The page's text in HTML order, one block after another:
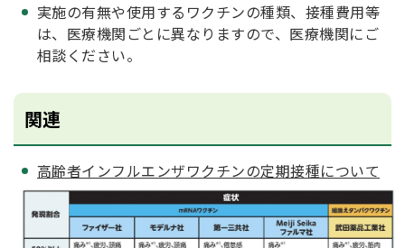
実施の有無や使用するワクチンの種類、接種費用等
は、医療機関ごとに異なりますので、医療機関にご
相談ください。
関連
高齢者インフルエンザワクチンの定期接種について